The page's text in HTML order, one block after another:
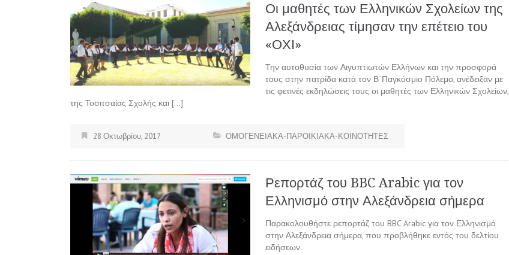
Οι μαθητές των Ελληνικών Σχολείων της
Αλεξάνδρειας τίμησαν την επέτειο του
«ΟΧΙ»
Την αυτοθυσία των Αιγυπτιωτών Ελλήνων και την προσφορά
τους στην πατρίδα κατά τον Β΄Παγκόσμιο Πόλεμο, ανέδειξαν με
τις φετινές εκδηλώσεις τους οι μαθητές των Ελληνικών Σχολείων,
της Τοσιτσαίας Σχολής και […]
28 Οκτωβρίου, 2017 ΟΜΟΓΕΝΕΙΑΚΑ-ΠΑΡΟΙΚΙΑΚΑ-ΚΟΙΝΟΤΗΤΕΣ
Ρεπορτάζ του BBC Arabic για τον
Ελληνισμό στην Αλεξάνδρεια σήμερα
Παρακολουθήστε ρεπορτάζ του BBC Arabic για τον Ελληνισμό
στην Αλεξάνδρεια σήμερα, που προβλήθηκε εντός του δελτίου
ειδήσεων.